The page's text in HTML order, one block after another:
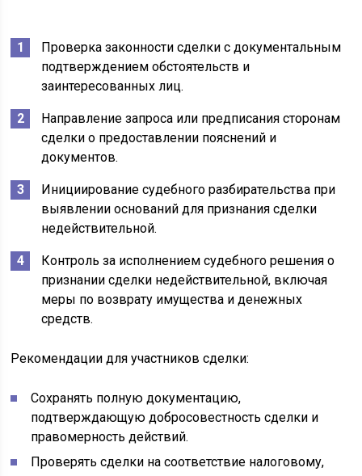
Проверка законности сделки с документальным
подтверждением обстоятельств и
заинтересованных лиц.
Направление запроса или предписания сторонам
сделки о предоставлении пояснений и
документов.
Инициирование судебного разбирательства при
выявлении оснований для признания сделки
недействительной.
Контроль за исполнением судебного решения о
признании сделки недействительной, включая
меры по возврату имущества и денежных
средств.
Рекомендации для участников сделки:
Сохранять полную документацию,
подтверждающую добросовестность сделки и
правомерность действий.
Проверять сделки на соответствие налоговому,